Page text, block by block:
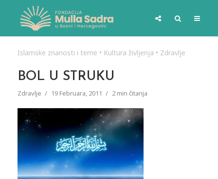
Islamske znanosti i teme • Kultura življenja • Zdravlje
BOL U STRUKU
Zdravlje 19 Februara, 2011 2 min čitanja